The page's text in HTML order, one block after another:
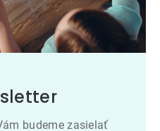
budeme zasielať